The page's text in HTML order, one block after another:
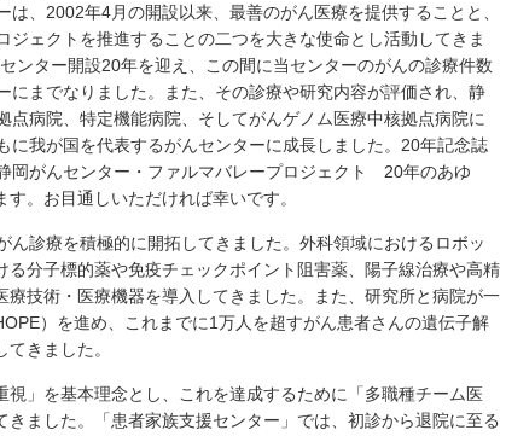
、2002年4月の開設以来、最善のがん医療を提供することと、
ジェクトを推進することの二つを大きな使命とし活動してきま
ンター開設20年を迎え、この間に当センターのがんの診療件数
にまでなりました。また、その診療や研究内容が評価され、静
点病院、特定機能病院、そしてがんゲノム医療中核拠点病院に
に我が国を代表するがんセンターに成長しました。20年記念誌
岡がんセンター・ファルマバレープロジェクト 20年のあゆ
。お目通しいただければ幸いです。
診療を積極的に開拓してきました。外科領域におけるロボッ
る分子標的薬や免疫チェックポイント阻害薬、陽子線治療や高精
技術・医療機器を導入してきました。また、研究所と病院が一
）を進め、これまでに1万人を超すがん患者さんの遺伝子解
きました。
」を基本理念とし、これを達成するために「多職種チーム医
ました。「患者家族支援センター」では、初診から退院に至る